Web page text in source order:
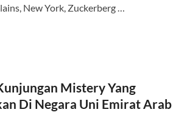
New York, Zuckerberg …
Mistery Yang
Di Negara Uni Emirat Arab